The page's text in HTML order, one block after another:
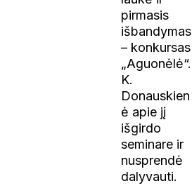
pirmasis
išbandymas
– konkursas
„Aguonėlė“.
K.
Donauskien
ė apie jį
išgirdo
seminare ir
nusprendė
dalyvauti.